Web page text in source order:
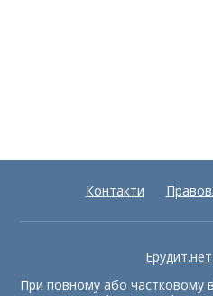
Контакти
Ерудит.нет
При повному або частковому